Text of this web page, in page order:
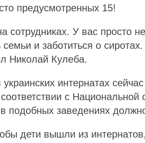
предусмотренных 15!
сотрудниках. У вас просто
и заботиться о
Николай Кулеба.
интернатах
с Национальной
в подобных заведениях
дети вышли из